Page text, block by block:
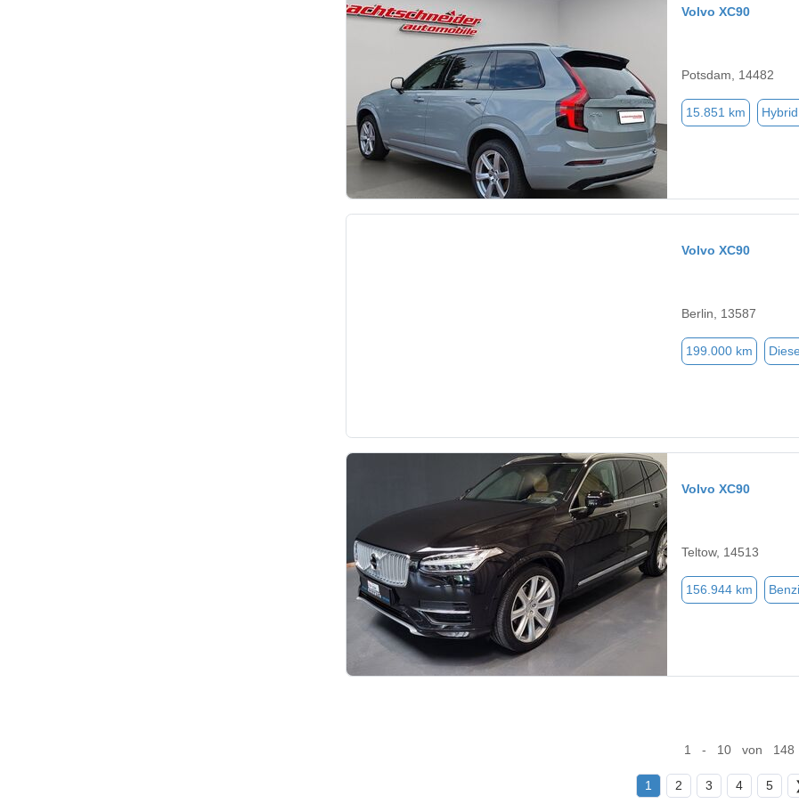
Volvo XC90
Potsdam, 14482
15.851 km
Volvo XC90
Berlin, 13587
199.000 km
Volvo XC90
Teltow, 14513
156.944 km
1 - 10 von 148
1 2 3 4 5